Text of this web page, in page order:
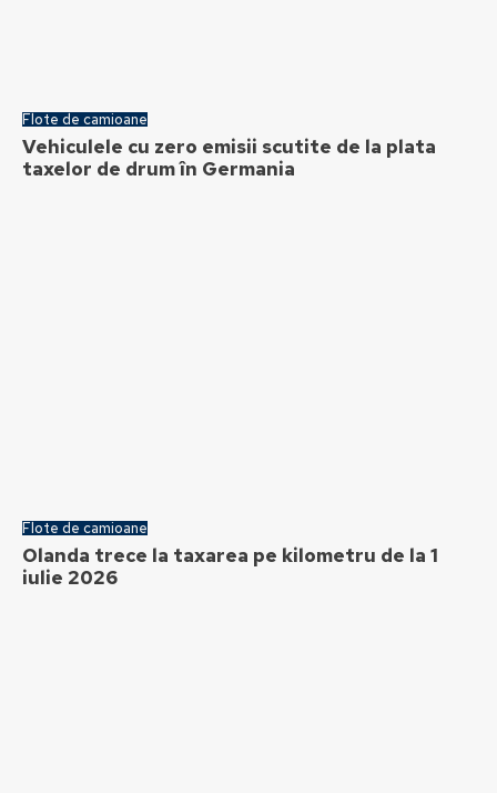
Flote de camioane
Vehiculele cu zero emisii scutite de la plata
taxelor de drum în Germania
Flote de camioane
Olanda trece la taxarea pe kilometru de la 1
iulie 2026